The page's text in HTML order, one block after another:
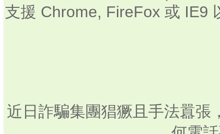
支援 Chrome, FireFox 或 IE9
近日詐騙集團猖獗且手法囂張